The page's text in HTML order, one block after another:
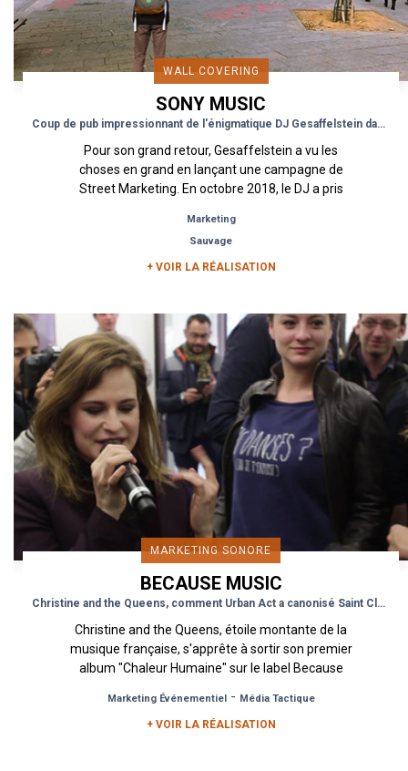
WALL COVERING
SONY MUSIC
Coup de pub impressionnant de l'énigmatique DJ Gesaffelstein dans Paris
Pour son grand retour, Gesaffelstein a vu les
choses en grand en lançant une campagne de
Street Marketing. En octobre 2018, le DJ a pris
Marketing
Sauvage
+ VOIR LA RÉALISATION
MARKETING SONORE
BECAUSE MUSIC
Christine and the Queens, comment Urban Act a canonisé Saint Claude
Christine and the Queens, étoile montante de la
musique française, s'apprête à sortir son premier
album "Chaleur Humaine" sur le label Because
Marketing Événementiel- Média Tactique
+ VOIR LA RÉALISATION